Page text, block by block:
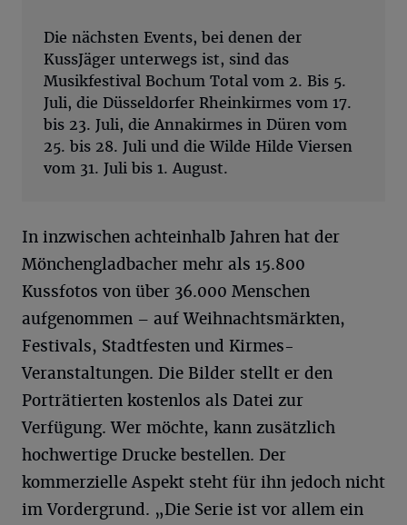
Die nächsten Events, bei denen der
KussJäger unterwegs ist, sind das
Musikfestival Bochum Total vom 2. Bis 5.
Juli, die Düsseldorfer Rheinkirmes vom 17.
bis 23. Juli, die Annakirmes in Düren vom
25. bis 28. Juli und die Wilde Hilde Viersen
vom 31. Juli bis 1. August.
In inzwischen achteinhalb Jahren hat der
Mönchengladbacher mehr als 15.800
Kussfotos von über 36.000 Menschen
aufgenommen – auf Weihnachtsmärkten,
Festivals, Stadtfesten und Kirmes-
Veranstaltungen. Die Bilder stellt er den
Porträtierten kostenlos als Datei zur
Verfügung. Wer möchte, kann zusätzlich
hochwertige Drucke bestellen. Der
kommerzielle Aspekt steht für ihn jedoch nicht
im Vordergrund. „Die Serie ist vor allem ein